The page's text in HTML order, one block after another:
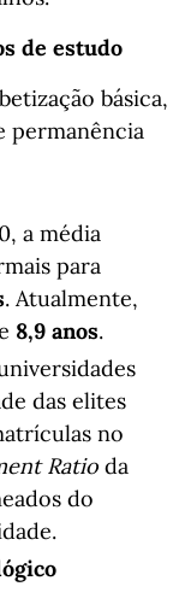
de estudo
básica,
permanência
a média
para
. Atualmente,
8,9 anos.
das elites
no
Ratio da
do